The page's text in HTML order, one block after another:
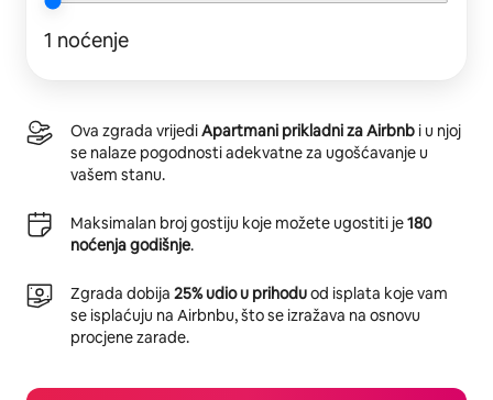
1 noćenje
Ova zgrada vrijediApartmani prikladni za Airbnb i u njoj
se nalaze pogodnosti adekvatne za ugošćavanje u
vašem stanu.
Maksimalan broj gostiju koje možete ugostiti je180
noćenja godišnje.
Zgrada dobija 25% udio u prihoduod isplata koje vam
se isplaćuju na Airbnbu, što se izražava na osnovu
procjene zarade.